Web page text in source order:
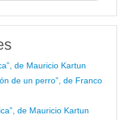
de Mauricio Kartun
de un perro”, de Franco
de Mauricio Kartun